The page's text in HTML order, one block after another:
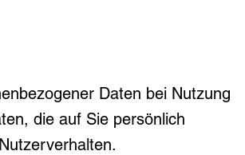
Daten bei Nutzung
die auf Sie persönlich